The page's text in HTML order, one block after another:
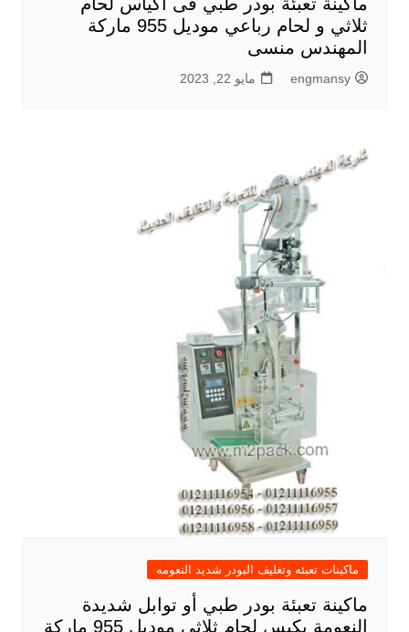
ثلاثي و لحام رباعي موديل 955 ماركة
المهندس منسى
engmansy مايو 22, 2023
ماكينات تعبئه وتغليف البودر شديد النعومه
ماكينة تعبئة بودر طبي أو توابل شديدة
النعومة بكيس لحام ثلاثي موديل 955 ماركة